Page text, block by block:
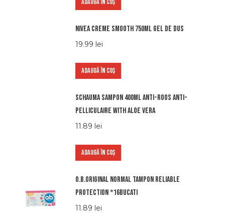
ADAUGĂ ÎN COȘ
Nivea creme smooth 750ml gel de dus
19.99 lei
ADAUGĂ ÎN COȘ
Schauma sampon 400ml anti-roos anti-
pelliculaire with aloe vera
11.89 lei
ADAUGĂ ÎN COȘ
O.b.original normal tampon reliable
protection *16bucati
11.89 lei